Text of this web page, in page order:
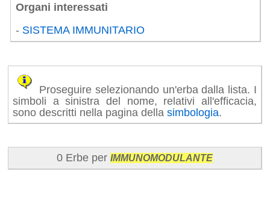
Organi interessati
- SISTEMA IMMUNITARIO
Proseguire selezionando un'erba dalla lista. I
simboli a sinistra del nome, relativi all'efficacia,
sono descritti nella pagina dellasimbologia.
0 Erbe per IMMUNOMODULANTE